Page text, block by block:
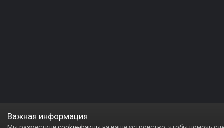
Важная информация